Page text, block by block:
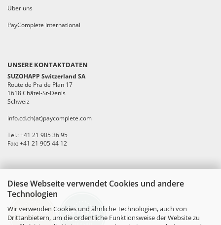
Diese Webseite verwendet Cookies und andere
Technologien
Wir verwenden Cookies und ähnliche Technologien, auch von
Drittanbietern, um die ordentliche Funktionsweise der Website zu
Über uns
PayComplete international
UNSERE KONTAKTDATEN
SUZOHAPP Switzerland SA
Route de Pra de Plan 17
1618 Châtel-St-Denis
Schweiz
info.cd.ch(at)paycomplete.com
Tel.: +41 21 905 36 95
Fax: +41 21 905 44 12
ZERTIFIKATE